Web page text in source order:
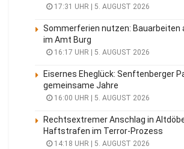
17:31 UHR | 5. AUGUST 2026
Sommerferien nutzen: Bauarbeiten
im Amt Burg
16:17 UHR | 5. AUGUST 2026
Eisernes Eheglück: Senftenberger
gemeinsame Jahre
16:00 UHR | 5. AUGUST 2026
Rechtsextremer Anschlag in
Haftstrafen im Terror-Prozess
14:18 UHR | 5. AUGUST 2026